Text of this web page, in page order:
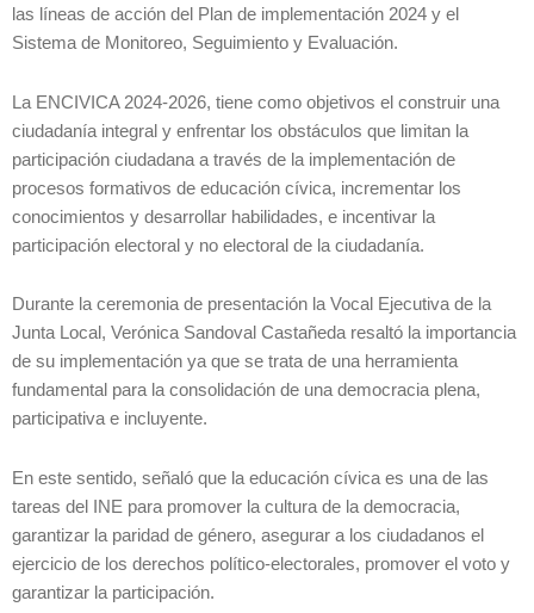
las líneas de acción del Plan de implementación 2024 y el
Sistema de Monitoreo, Seguimiento y Evaluación.
La ENCIVICA 2024-2026, tiene como objetivos el construir una
ciudadanía integral y enfrentar los obstáculos que limitan la
participación ciudadana a través de la implementación de
procesos formativos de educación cívica, incrementar los
conocimientos y desarrollar habilidades, e incentivar la
participación electoral y no electoral de la ciudadanía.
Durante la ceremonia de presentación la Vocal Ejecutiva de la
Junta Local, Verónica Sandoval Castañeda resaltó la importancia
de su implementación ya que se trata de una herramienta
fundamental para la consolidación de una democracia plena,
participativa e incluyente.
En este sentido, señaló que la educación cívica es una de las
tareas del INE para promover la cultura de la democracia,
garantizar la paridad de género, asegurar a los ciudadanos el
ejercicio de los derechos político-electorales, promover el voto y
garantizar la participación.